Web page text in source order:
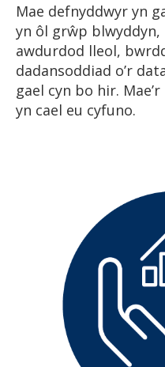
Mae defnyddwyr yn
yn ôl grŵp blwyddyn,
awdurdod lleol,
dadansoddiad o’r
gael cyn bo hir.
yn cael eu cyfuno.